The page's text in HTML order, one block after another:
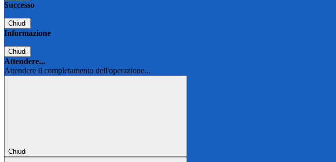
Successo
Chiudi
Informazione
Chiudi
Attendere...
Attendere il completamento dell'operazione...
Chiudi